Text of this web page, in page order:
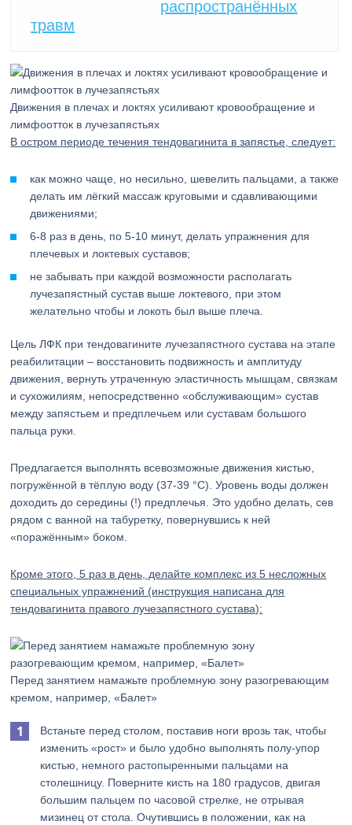
распространённых
травм
Движения в плечах и локтях усиливают кровообращение и
лимфоотток в лучезапястьях
В остром периоде течения тендовагинита в запястье, следует:
как можно чаще, но несильно, шевелить пальцами, а также
делать им лёгкий массаж круговыми и сдавливающими
движениями;
6-8 раз в день, по 5-10 минут, делать упражнения для
плечевых и локтевых суставов;
не забывать при каждой возможности располагать
лучезапястный сустав выше локтевого, при этом
желательно чтобы и локоть был выше плеча.
Цель ЛФК при тендовагините лучезапястного сустава на этапе
реабилитации – восстановить подвижность и амплитуду
движения, вернуть утраченную эластичность мышцам, связкам
и сухожилиям, непосредственно «обслуживающим» сустав
между запястьем и предплечьем или суставам большого
пальца руки.
Предлагается выполнять всевозможные движения кистью,
погружённой в тёплую воду (37-39 °C). Уровень воды должен
доходить до середины (!) предплечья. Это удобно делать, сев
рядом с ванной на табуретку, повернувшись к ней
«поражённым» боком.
Кроме этого, 5 раз в день, делайте комплекс из 5 несложных
специальных упражнений (инструкция написана для
тендовагинита правого лучезапястного сустава):
Перед занятием намажьте проблемную зону разогревающим
кремом, например, «Балет»
Встаньте перед столом, поставив ноги врозь так, чтобы
изменить «рост» и было удобно выполнять полу-упор
кистью, немного растопыренными пальцами на
столешницу. Поверните кисть на 180 градусов, двигая
большим пальцем по часовой стрелке, не отрывая
мизинец от стола. Очутившись в положении, как на